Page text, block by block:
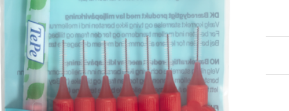
voimassa olevaa reseptiä, ja voit
Tilausta varten sinun pitää ensin
tilauksesi, jonka jälkeen voit maksaa ostoksesi.